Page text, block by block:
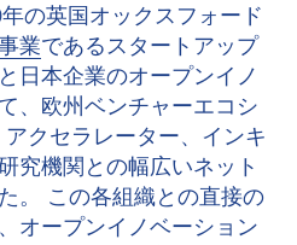
の英国オックスフォード
業であるスタートアップ
日本企業のオープンイノ
、欧州ベンチャーエコシ
クセラレーター、インキ
究機関との幅広いネット
。 この各組織との直接の
オープンイノベーション